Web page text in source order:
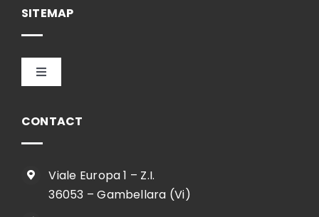
SITEMAP
Toggle
CONTACT
Viale Europa 1 – Z.I.
36053 – Gambellara (Vi)